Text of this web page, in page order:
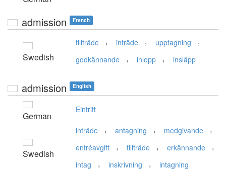
admission French
Swedish
tillträde , inträde , upptagning ,
godkännande , inlopp , insläpp
admission English
German
Eintritt
Swedish
inträde , antagning , medgivande ,
entréavgift , tillträde , erkännande ,
intag , inskrivning , intagning